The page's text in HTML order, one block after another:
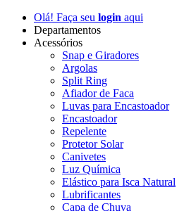
Olá! Faça seu login aqui
Departamentos
Acessórios
Snap e Giradores
Argolas
Split Ring
Afiador de Faca
Luvas para Encastoador
Encastoador
Repelente
Protetor Solar
Canivetes
Luz Química
Elástico para Isca Natural
Lubrificantes
Capa de Chuva